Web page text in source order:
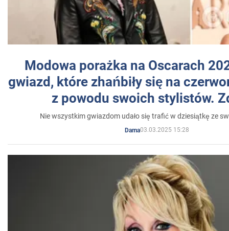
Modowa porażka na Oscarach
gwiazd, które zhańbiły się na
z powodu swoich stylistów.
Nie wszystkim gwiazdom udało się trafić w dziesiątkę ze
Dama03.03.2025 15:28